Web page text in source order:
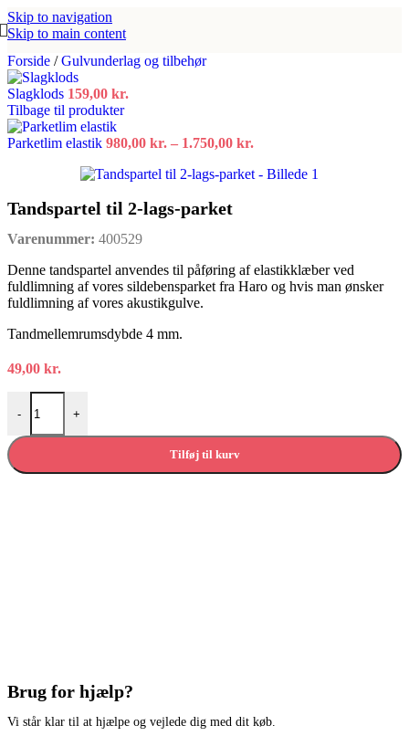
Skip to navigation
Skip to main content
Forside / Gulvunderlag og tilbehør
Slagklods 159,00 kr.
Tilbage til produkter
Parketlim elastik 980,00 kr. – 1.750,00 kr.
til
Tandspartel til 2-lags-parket
Varenummer: 400529
Denne tandspartel anvendes til påføring af elastikklæber ved
fuldlimning af vores sildebensparket fra Haro og hvis man ønsker
fuldlimning af vores akustikgulve.
Tandmellemrumsdybde 4 mm.
49,00 kr.
-
Tandspartel til 2-lags-parket antal
+
Tilføj til kurv
Brug for hjælp?
Vi står klar til at hjælpe og vejlede dig med dit køb.